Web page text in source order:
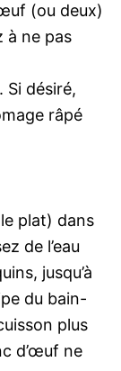
(ou deux)
à ne pas
désiré,
râpé
plat) dans
de l’eau
jusqu’à
du bain-
plus
d’œuf ne